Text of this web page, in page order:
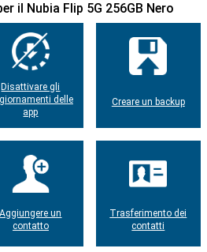
il Nubia Flip 5G 256GB Nero
Disattivare gli
delle
app
Creare un backup
Aggiungere un
contatto
Trasferimento dei
contatti